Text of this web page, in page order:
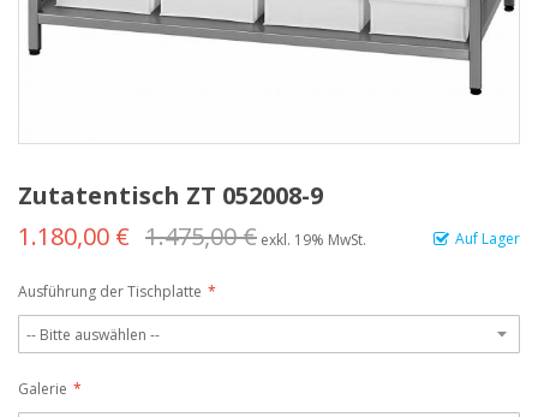
Zutatentisch ZT 052008-9
Auf Lager
1.180,00 € 1.475,00 € exkl. 19% MwSt.
Ausführung der Tischplatte
Galerie